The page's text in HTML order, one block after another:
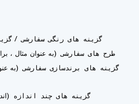
گزینه های رنگی سفارشی/
طرح های سفارشی (به عنوان مثال ،
گزینه های برندسازی سفارشی (به
گزینه های چند اندازه